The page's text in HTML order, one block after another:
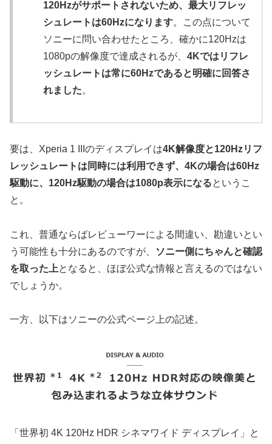
120Hzがサポートされないため、最大リフレッ
シュレートは60Hzになります。この点について
ソニーに問い合わせたところ、確かに120Hzは
1080pの解像度で達成されるが、 4Kではリフレ
ッシュレートは常に60Hzであると明確に回答さ
れました。
要は、Xperia 1 IIIのディスプレイは4K解像度と120Hzリフ
レッシュレートは同時には利用できず、4Kの場合は60Hz
駆動に、120Hz駆動の場合は1080p表示になるというこ
と。
これ、普通ならばレビューワーによる間違い、勘違いとい
う可能性も十分にあるのですが、
ソニー側にちゃんと確認
を取った上となると、ほぼ公式な情報と言えるのではない
でしょうか。
一方、以下はソニーの公式ページ上の記述。
「世界初 4K 120Hz HDR シネマワイド ディスプレイ」と